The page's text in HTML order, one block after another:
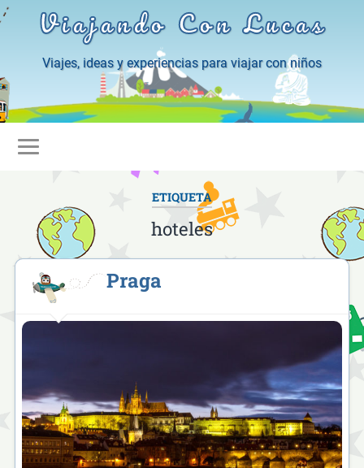
Viajando Con Lucas
Viajes, ideas y experiencias para viajar con niños
ETIQUETA
hoteles
Praga